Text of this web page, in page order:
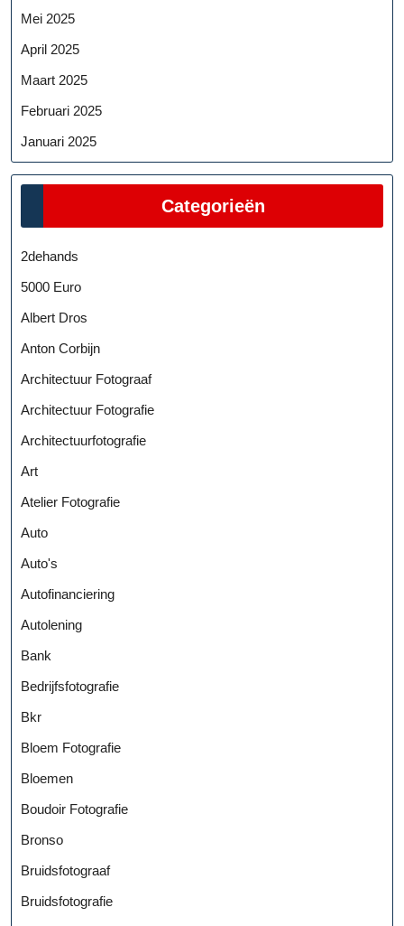
Mei 2025
April 2025
Maart 2025
Februari 2025
Januari 2025
Categorieën
2dehands
5000 Euro
Albert Dros
Anton Corbijn
Architectuur Fotograaf
Architectuur Fotografie
Architectuurfotografie
Art
Atelier Fotografie
Auto
Auto's
Autofinanciering
Autolening
Bank
Bedrijfsfotografie
Bkr
Bloem Fotografie
Bloemen
Boudoir Fotografie
Bronso
Bruidsfotograaf
Bruidsfotografie